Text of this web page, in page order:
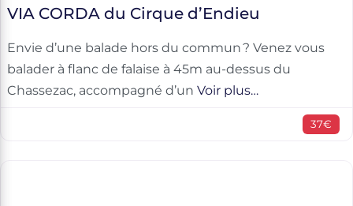
VIA CORDA du Cirque d’Endieu
Envie d’une balade hors du commun ? Venez vous
balader à flanc de falaise à 45m au-dessus du
Chassezac, accompagné d’un Voir plus…
37€